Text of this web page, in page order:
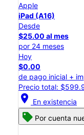
Apple
iPad (A16)
Desde
$25.00 al mes
por 24 meses
Hoy
$0.00
de pago inicial +
Precio total:
location_on En existencia
Por cuenta